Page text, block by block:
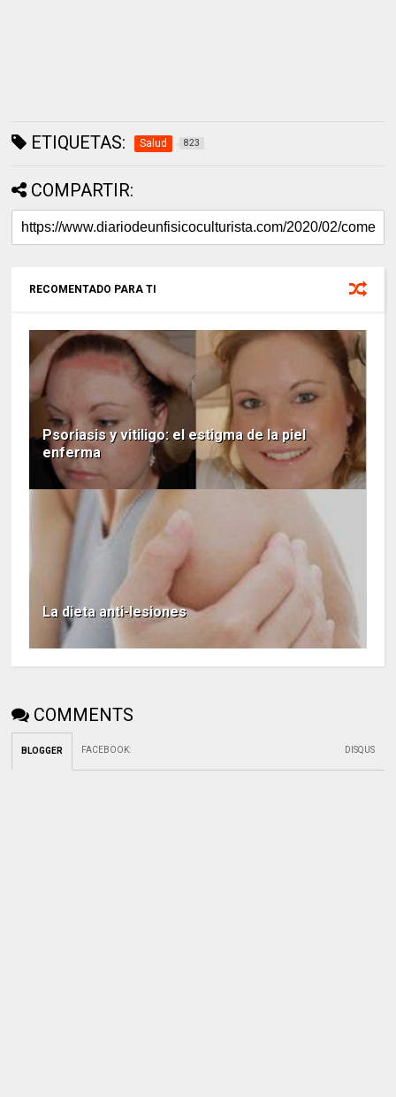
ETIQUETAS: Salud 823
COMPARTIR:
RECOMENTADO PARA TI
Psoriasis y vitiligo: el estigma de la piel
enferma
La dieta anti-lesiones
COMMENTS
BLOGGER FACEBOOK: DISQUS